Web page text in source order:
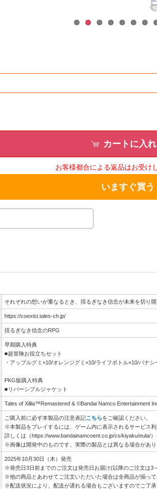
カートに入
お客様都合による返品はお受け
いますぐ買う
それぞれの想いが重なるとき、揺るぎなき信念が未来を切り開
https://coexist.tales-ch.jp/
揺るぎなき信念のRPG
早期購入特典
■超冒険お役立ちセット
・アップルグミ×10/オレンジグミ×10/ライフボトル×10/パナシ
PKG版購入特典
■リバーシブルジャケット
Tales of Xillia™Remastered & ©Bandai Namco Entertainment
ご購入前に必ず本製品の注意表記こちらをご確認ください。
※本製品をプレイするには、ゲーム内に表示されるサービス利
詳しくは（https://www.bandainamcoent.co.jp/cs/kiyaku/eula/）
※画像は開発中のものです。実際の製品とは異なる場合があ
2025年10月30日（木）発売
※発売日3日前までのご注文は発売日お届け(以降のご注文は3
※他の商品とあわせてご注文いただいた場合は全商品が揃っ
※配送状況により、配送が遅れる場合もございますのでご了承